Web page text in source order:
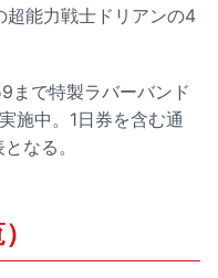
超能力戦士ドリアンの4
まで特製ラバーバンド
施中。1日券を含む通
なる。